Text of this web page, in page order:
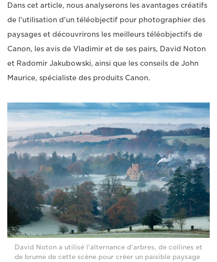
Dans cet article, nous analyserons les avantages créatifs
de l'utilisation d'un téléobjectif pour photographier des
paysages et découvrirons les meilleurs téléobjectifs de
Canon, les avis de Vladimir et de ses pairs, David Noton
et Radomir Jakubowski, ainsi que les conseils de John
Maurice, spécialiste des produits Canon.
David Noton a utilisé l'alternance d'arbres, de collines et
de brume de cette scène pour créer un paisible paysage